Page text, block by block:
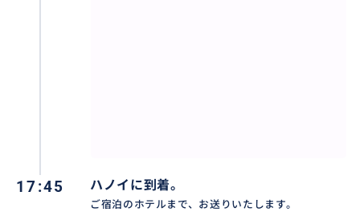
古都ホアルーでベトナムの歴史を学ぶ！
17:45 ハノイに到着。
ご宿泊のホテルまで、お送りいたします。